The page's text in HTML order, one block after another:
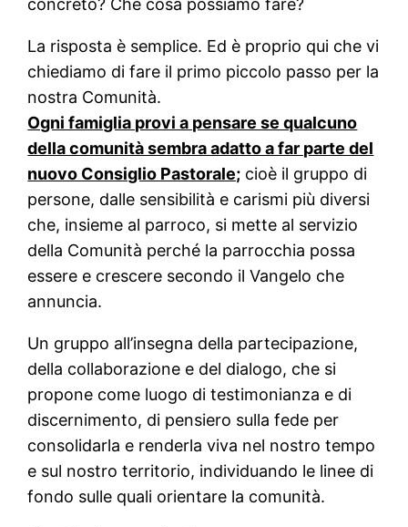
La risposta è semplice. Ed è proprio qui che vi
chiediamo di fare il primo piccolo passo per la
nostra Comunità.
Ogni famiglia provi a pensare se qualcuno
della comunità sembra adatto a far parte del
nuovo Consiglio Pastorale; cioè il gruppo di
persone, dalle sensibilità e carismi più diversi
che, insieme al parroco, si mette al servizio
della Comunità perché la parrocchia possa
essere e crescere secondo il Vangelo che
annuncia.
Un gruppo all’insegna della partecipazione,
della collaborazione e del dialogo, che si
propone come luogo di testimonianza e di
discernimento, di pensiero sulla fede per
consolidarla e renderla viva nel nostro tempo
e sul nostro territorio, individuando le linee di
fondo sulle quali orientare la comunità.